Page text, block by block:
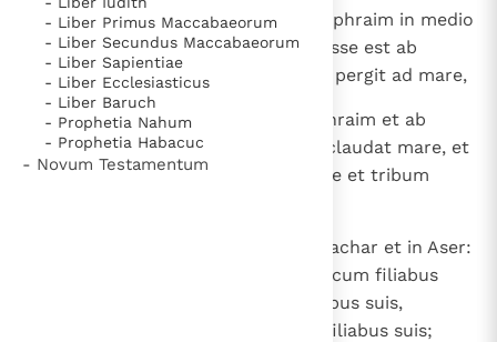
- Liber Primus Maccabaeorum
- Liber Secundus Maccabaeorum
- Liber Sapientiae
- Liber Ecclesiasticus
- Liber Baruch
- Prophetia Nahum
- Prophetia Habacuc
- Novum Testamentum
meridie torrentis civitates sunt Ephraim in medio
urbium Manasse. Terminus Manasse est ab
aquilone torrentis, et exitus eius pergit ad mare,
ita ut ab austro sit possessio Ephraim et ab
aquilone Manasse, et utramque claudat mare, et
attingunt tribum Aser ab aquilone et tribum
Fuitque hereditas Manasse in Issachar et in Aser:
Bethsan et filiae eius et Ieblaam cum filiabus
suis et habitatores Dor cum filiabus suis,
habitatores quoque Endor cum filiabus suis;